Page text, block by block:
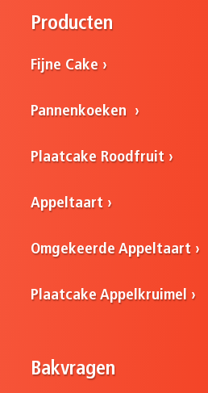
Producten
Fijne Cake
Pannenkoeken
Plaatcake Roodfruit
Appeltaart
Omgekeerde Appeltaart
Plaatcake Appelkruimel
Bakvragen